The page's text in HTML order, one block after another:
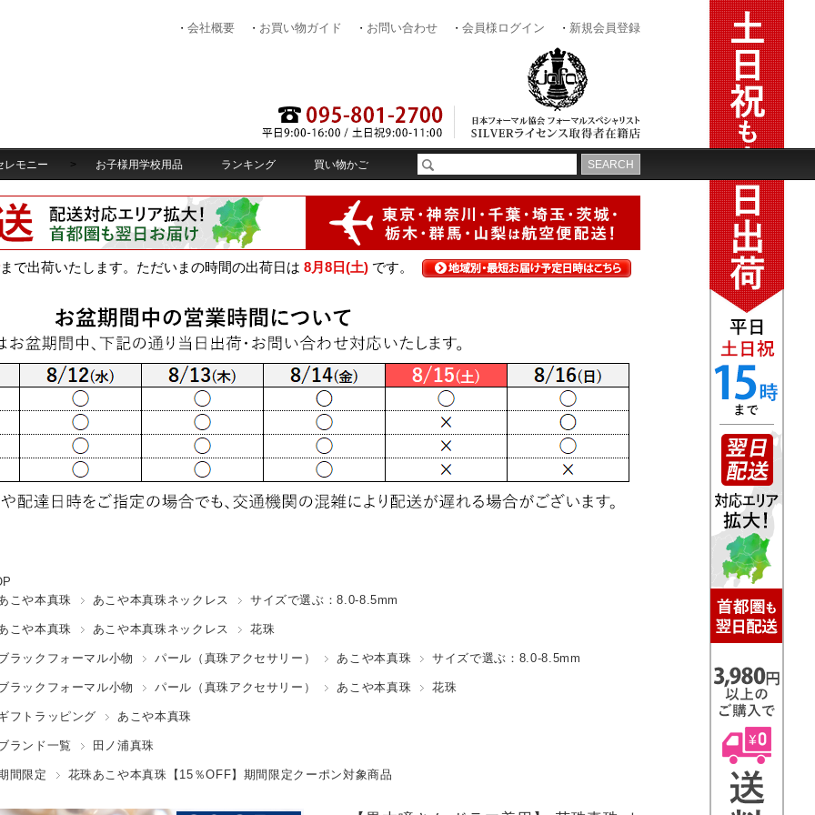
こや本真珠
あこや本真珠ネックレス サイズで選ぶ：8.0-8.5mm
こや本真珠 あこや本真珠ネックレス 花珠
ラックフォーマル小物 パール（真珠アクセサリー） あこや本真珠 サイズで選ぶ：8.0-8.5mm
ラックフォーマル小物 パール（真珠アクセサリー） あこや本真珠 花珠
フトラッピング あこや本真珠
ランド一覧 田ノ浦真珠
間限定 花珠あこや本真珠【15％OFF】期間限定クーポン対象商品